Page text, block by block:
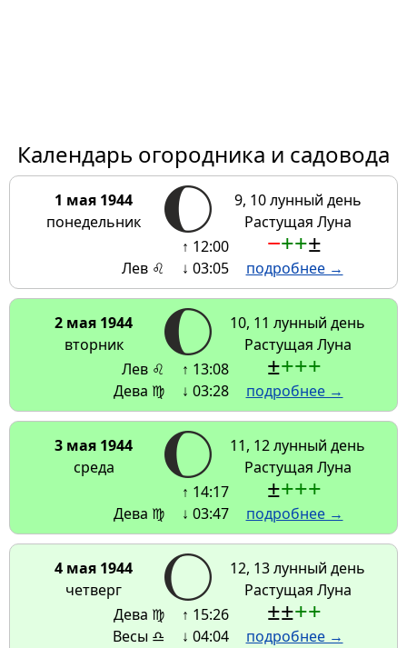
Календарь огородника и садовода
1 мая 1944
понедельник
9, 10 лунный день
Растущая Луна
Лев ♌
↑ 12:00
↓ 03:05
−++±
подробнее →
2 мая 1944
вторник
10, 11 лунный день
Растущая Луна
Лев ♌
Дева ♍
↑ 13:08
↓ 03:28
±+++
подробнее →
3 мая 1944
среда
11, 12 лунный день
Растущая Луна
Дева ♍
↑ 14:17
↓ 03:47
±+++
подробнее →
4 мая 1944
четверг
12, 13 лунный день
Растущая Луна
Дева ♍
Весы ♎
↑ 15:26
↓ 04:04
±±++
подробнее →